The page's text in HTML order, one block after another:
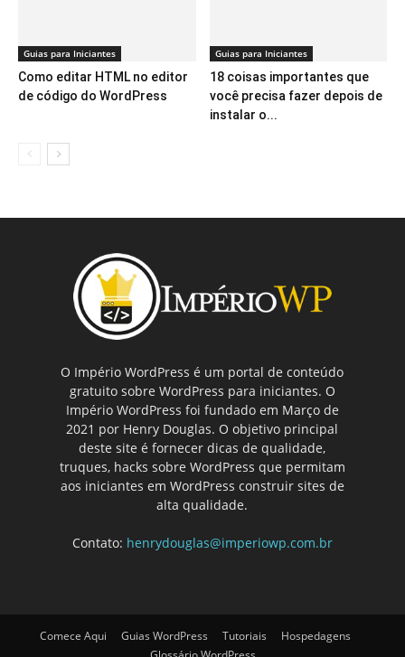
Guias para Iniciantes
Como editar HTML no editor
de código do WordPress
Guias para Iniciantes
18 coisas importantes que
você precisa fazer depois de
instalar o...
O Império WordPress é um portal de conteúdo
gratuito sobre WordPress para iniciantes. O
Império WordPress foi fundado em Março de
2021 por Henry Douglas. O objetivo principal
deste site é fornecer dicas de qualidade,
truques, hacks sobre WordPress que permitam
aos iniciantes em WordPress construir sites de
alta qualidade.
Contato: henrydouglas@imperiowp.com.br
Comece Aqui Guias WordPress Tutoriais
Hospedagens